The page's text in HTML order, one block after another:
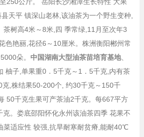
天平 镇深山老林,该油茶为一个野生变种,
茶树高4米～8米,四 季常绿,11月至次年3
色艳丽,花径6～10厘米。株洲衡阳郴州常
朵。 中国湖南大型油茶苗培育基地、
柚子,单果重0．5千克～1．5千克,内有茶
,株结果50-200个, 约30千克～150千
50千克生果可产茶油2千克。每667平方
。娄底邵阳怀化永州该油茶四季 花果不
菜适应性 较强,抗旱耐寒耐贫瘠,能耐40℃